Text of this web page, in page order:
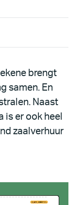
brengt
samen. En
Naast
is er ook heel
zaalverhuur